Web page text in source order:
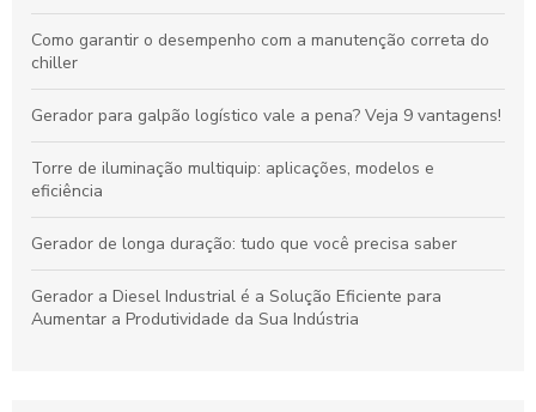
Como garantir o desempenho com a manutenção correta do
chiller
Gerador para galpão logístico vale a pena? Veja 9 vantagens!
Torre de iluminação multiquip: aplicações, modelos e
eficiência
Gerador de longa duração: tudo que você precisa saber
Gerador a Diesel Industrial é a Solução Eficiente para
Aumentar a Produtividade da Sua Indústria